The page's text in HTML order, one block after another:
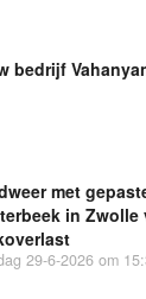
bedrijf
met
in Zwolle
29-6-2026 om